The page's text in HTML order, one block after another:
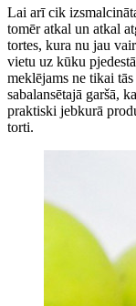
Lai arī cik
tomēr atkal un atkal
tortes, kura nu jau
vietu uz kūku
meklējams ne tikai
sabalansētajā garšā,
praktiski jebkurā
torti.